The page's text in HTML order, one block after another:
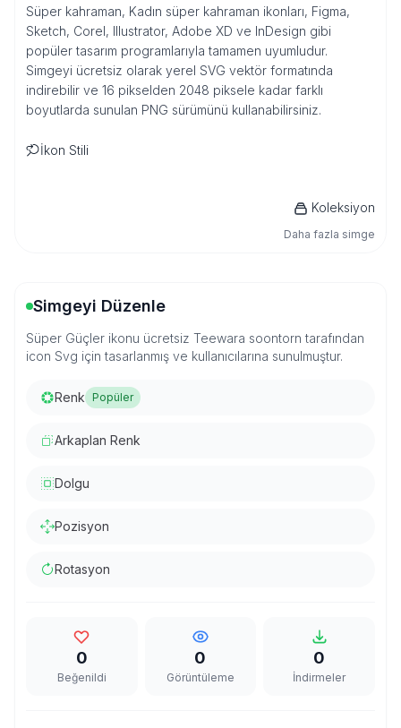
Süper kahraman, Kadın süper kahraman ikonları, Figma,
Sketch, Corel, Illustrator, Adobe XD ve InDesign gibi
popüler tasarım programlarıyla tamamen uyumludur.
Simgeyi ücretsiz olarak yerel SVG vektör formatında
indirebilir ve 16 pikselden 2048 piksele kadar farklı
boyutlarda sunulan PNG sürümünü kullanabilirsiniz.
İkon Stili
Koleksiyon
Daha fazla simge
Simgeyi Düzenle
Süper Güçler ikonu ücretsiz Teewara soontorn tarafından
icon Svg için tasarlanmış ve kullanıcılarına sunulmuştur.
Renk Popüler
Arkaplan Renk
Dolgu
Pozisyon
Rotasyon
0
Beğenildi
0
Görüntüleme
0
İndirmeler